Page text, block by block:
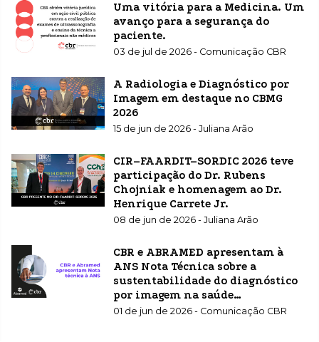
Uma vitória para a Medicina. Um
avanço para a segurança do
paciente.
03 de jul de 2026 - Comunicação CBR
A Radiologia e Diagnóstico por
Imagem em destaque no CBMG
2026
15 de jun de 2026 - Juliana Arão
CIR–FAARDIT–SORDIC 2026 teve
participação do Dr. Rubens
Chojniak e homenagem ao Dr.
Henrique Carrete Jr.
08 de jun de 2026 - Juliana Arão
CBR e ABRAMED apresentam à
ANS Nota Técnica sobre a
sustentabilidade do diagnóstico
por imagem na saúde
suplementar
01 de jun de 2026 - Comunicação CBR